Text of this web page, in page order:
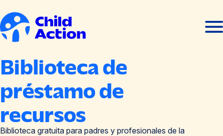
Abrir
Biblioteca de
préstamo de
recursos
Biblioteca gratuita para padres y profesionales de la